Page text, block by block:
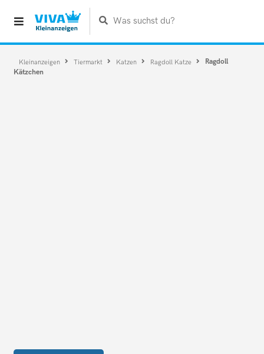
Was suchst du?
Kleinanzeigen Tiermarkt Katzen Ragdoll Katze
Ragdoll
Kätzchen